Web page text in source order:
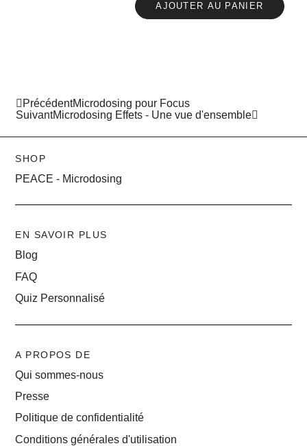
AJOUTER AU PANIER
PrécédentMicrodosing pour Focus
SuivantMicrodosing Effets - Une vue d'ensemble
SHOP
PEACE - Microdosing
EN SAVOIR PLUS
Blog
FAQ
Quiz Personnalisé
A PROPOS DE
Qui sommes-nous
Presse
Politique de confidentialité
Conditions générales d'utilisation